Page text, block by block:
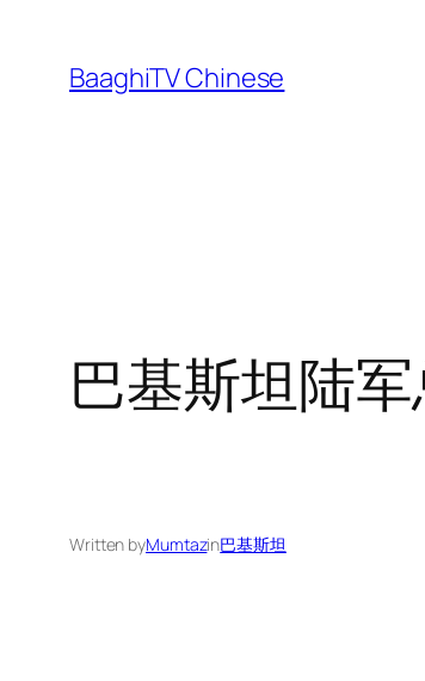
content
BaaghiTV Chinese
巴基斯坦陆
Written byMumtazin巴基斯坦